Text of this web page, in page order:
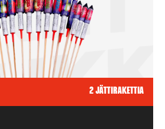
2 jättirakettia